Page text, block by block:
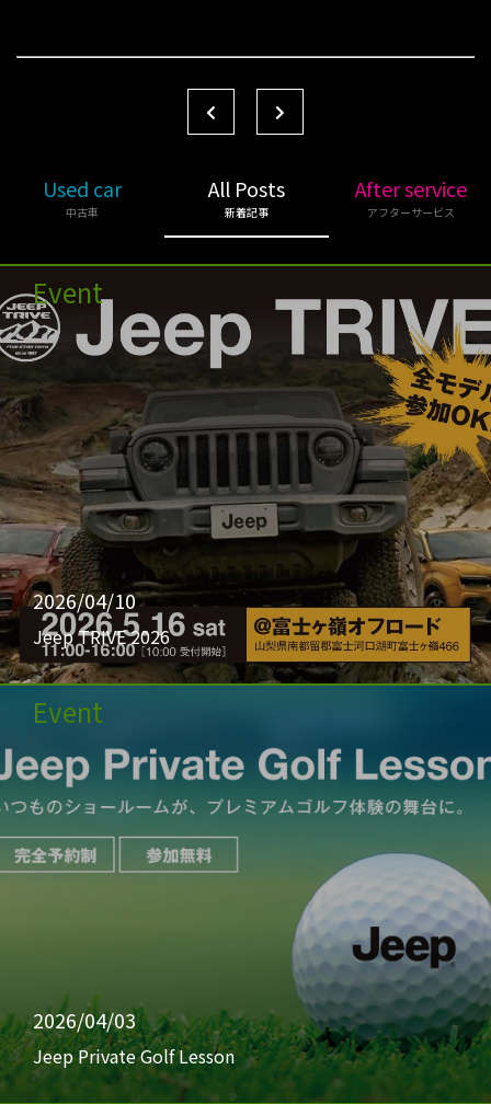
Used car
中古車
All Posts
新着記事
After service
アフターサービス
Event
2026/04/10
Jeep TRIVE 2026
Event
2026/04/03
Jeep Private Golf Lesson